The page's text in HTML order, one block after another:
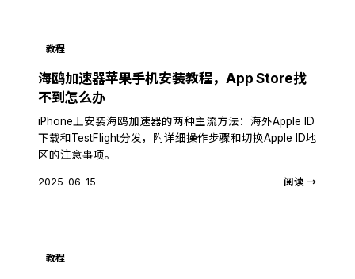
教程
海鸥加速器苹果手机安装教程，App Store找
不到怎么办
iPhone上安装海鸥加速器的两种主流方法：海外Apple ID
下载和TestFlight分发，附详细操作步骤和切换Apple ID地
区的注意事项。
2025-06-15 阅读 →
教程